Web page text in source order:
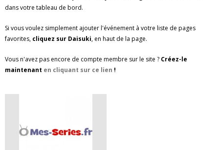
dans votre tableau de bord.
Si vous voulez simplement ajouter l'événement à votre liste de pages
favorites, cliquez sur Daisuki, en haut de la page.
Vous n'avez pas encore de compte membre sur le site ? Créez-le
maintenant en cliquant sur ce lien !